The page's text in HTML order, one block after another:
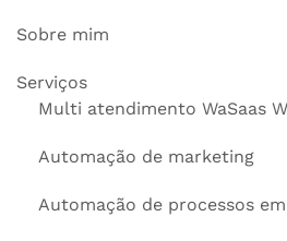
Sobre mim
Serviços
Multi atendimento WaSaas
Automação de marketing
Automação de processos